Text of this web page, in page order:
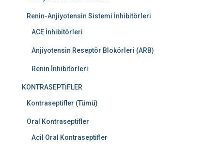
Renin-Anjiyotensin Sistemi İnhibitörleri
ACE İnhibitörleri
Anjiyotensin Reseptör Blokörleri (ARB)
Renin İnhibitörleri
KONTRASEPTİFLER
Kontraseptifler (Tümü)
Oral Kontraseptifler
Acil Oral Kontraseptifler